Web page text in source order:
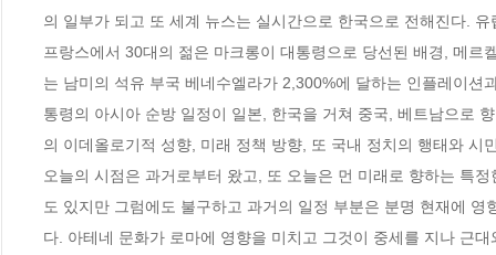
의 일부가 되고 또 세계 뉴스는 실시간으로 한국으로 전해진다.
프랑스에서 30대의 젊은 마크롱이 대통령으로 당선된 배경, 메
는 남미의 석유 부국 베네수엘라가 2,300%에 달하는 인플레이
통령의 아시아 순방 일정이 일본, 한국을 거쳐 중국, 베트남으로
의 이데올로기적 성향, 미래 정책 방향, 또 국내 정치의 행태와
오늘의 시점은 과거로부터 왔고, 또 오늘은 먼 미래로 향하는 특
도 있지만 그럼에도 불구하고 과거의 일정 부분은 분명 현재에
다. 아테네 문화가 로마에 영향을 미치고 그것이 중세를 지나 근